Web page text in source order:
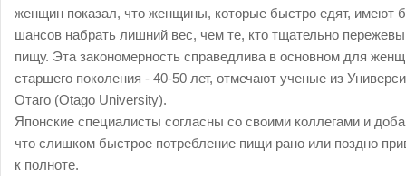
женщин показал, что женщины, которые быстро едят, имеют
шансов набрать лишний вес, чем те, кто тщательно
пищу. Эта закономерность справедлива в основном для
старшего поколения - 40-50 лет, отмечают ученые из
Отаго (Otago University).
Японские специалисты согласны со своими коллегами и
что слишком быстрое потребление пищи рано или поздно
к полноте.